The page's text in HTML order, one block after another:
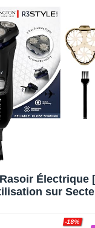
Électrique
sur
+ -18%